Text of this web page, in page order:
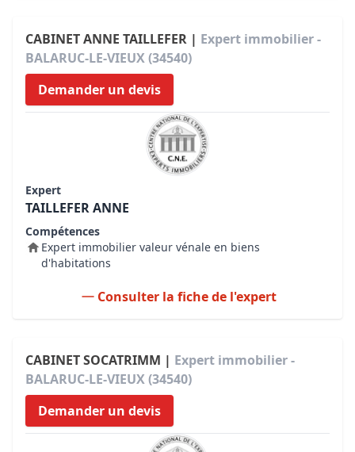
CABINET ANNE TAILLEFER | Expert immobilier -
BALARUC-LE-VIEUX (34540)
Demander un devis
Expert
TAILLEFER ANNE
Compétences
Expert immobilier valeur vénale en biens
d'habitations
Consulter la fiche de l'expert
CABINET SOCATRIMM | Expert immobilier -
BALARUC-LE-VIEUX (34540)
Demander un devis